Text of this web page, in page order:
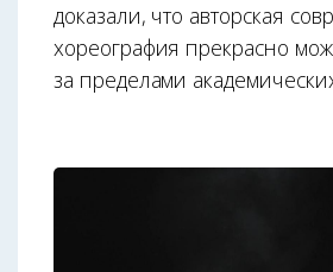
доказали, что авторская
хореография прекрасно
за пределами